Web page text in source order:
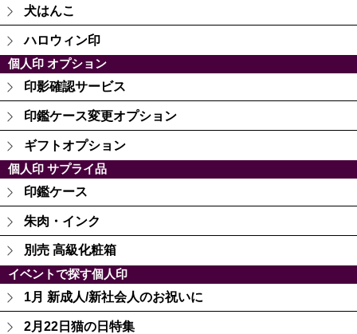
犬はんこ
ハロウィン印
個人印 オプション
印影確認サービス
印鑑ケース変更オプション
ギフトオプション
個人印 サプライ品
印鑑ケース
朱肉・インク
別売 高級化粧箱
イベントで探す個人印
1月 新成人/新社会人のお祝いに
2月22日猫の日特集